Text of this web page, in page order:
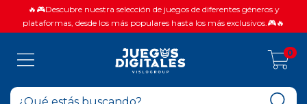
🔥🎮Descubre nuestra selección de juegos de diferentes géneros y
plataformas, desde los más populares hasta los más exclusivos.🎮🔥
0